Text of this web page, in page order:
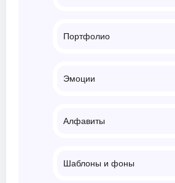
Портфолио
Эмоции
Алфавиты
Шаблоны и фоны